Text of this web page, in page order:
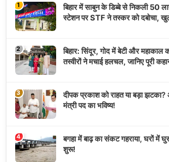
1
बिहार में साबुन के डिब्बे से निकली 50 लाख की
स्टेशन पर STF ने तस्कर को दबोचा,
2
बिहार: सिंदूर, गोद में बेटी और महाकाल
तस्वीरों ने मचाई हलचल, जानिए पूरी
3
दीपक प्रकाश को राहत या बड़ा झटका?
मंत्री पद का भविष्य!
4
बगहा में बाढ़ का संकट गहराया, घरों में
शुरू!